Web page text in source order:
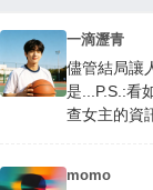
一滴瀝青
儘管結局讓
是...P.S.:看
查女主的資
momo